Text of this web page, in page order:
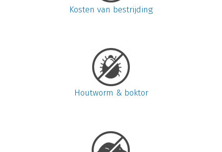
Kosten van bestrijding
Houtworm & boktor